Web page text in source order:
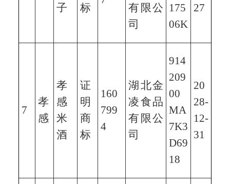
子 标
有限公
司
175
06K
27
7
孝
感
孝
感
米
酒
证
明
商
标
160
799
4
湖北金
凌食品
有限公
司
914
209
00
MA
7K3
D69
18
20
28-
12-
31